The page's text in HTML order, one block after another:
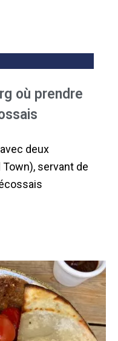
où prendre
deux
servant de